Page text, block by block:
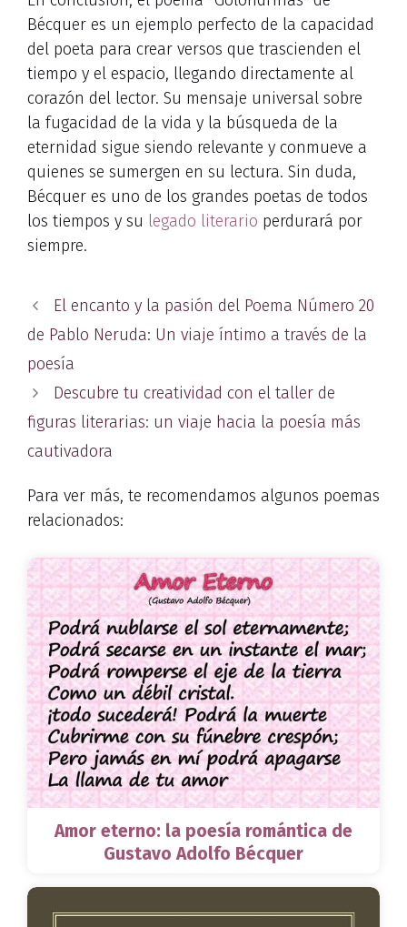
Bécquer es un ejemplo perfecto de la capacidad
del poeta para crear versos que trascienden el
tiempo y el espacio, llegando directamente al
corazón del lector. Su mensaje universal sobre
la fugacidad de la vida y la búsqueda de la
eternidad sigue siendo relevante y conmueve a
quienes se sumergen en su lectura. Sin duda,
Bécquer es uno de los grandes poetas de todos
los tiempos y su legado literario perdurará por
siempre.
El encanto y la pasión del Poema Número 20
de Pablo Neruda: Un viaje íntimo a través de la
poesía
Descubre tu creatividad con el taller de
figuras literarias: un viaje hacia la poesía más
cautivadora
Para ver más, te recomendamos algunos poemas
relacionados:
Amor eterno: la poesía romántica de
Gustavo Adolfo Bécquer